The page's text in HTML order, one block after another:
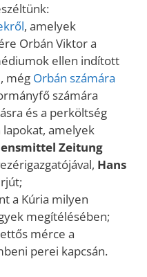
, amelyek
Orbán Viktor a
ellen indított
még Orbán számára
számára
és a perköltség
amelyek
Zeitung
Hans
a Kúria milyen
megítélésében;
mérce a
perei kapcsán.